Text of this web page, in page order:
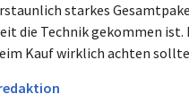
starkes
die Technik gekommen
Kauf wirklich achten